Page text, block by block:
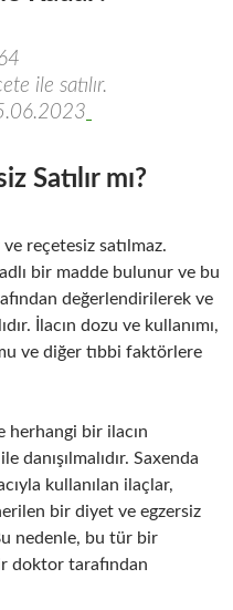
ile satılır.
Satılır mı?
reçetesiz satılmaz.
bir madde bulunur ve bu
değerlendirilerek ve
İlacın dozu ve kullanımı,
ve diğer tıbbi faktörlere
herhangi bir ilacın
danışılmalıdır. Saxenda
kullanılan ilaçlar,
bir diyet ve egzersiz
nedenle, bu tür bir
doktor tarafından